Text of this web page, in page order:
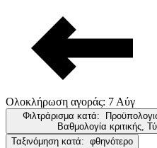
Ολοκλήρωση αγοράς: 7 Αύγ
Φιλτράρισμα κατά:
Βαθμολογία κριτικής,
Ταξινόμηση κατά: φθηνότερο